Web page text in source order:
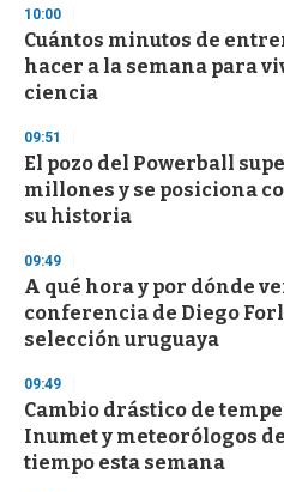
s
e
c
o
n
10:00
Cuántos minutos de
hacer a la semana para
ciencia
09:51
El pozo del Powerball
millones y se posiciona
su historia
09:49
A qué hora y por dónde
conferencia de Diego
selección uruguaya
09:49
Cambio drástico de
Inumet y meteorólogos
tiempo esta semana